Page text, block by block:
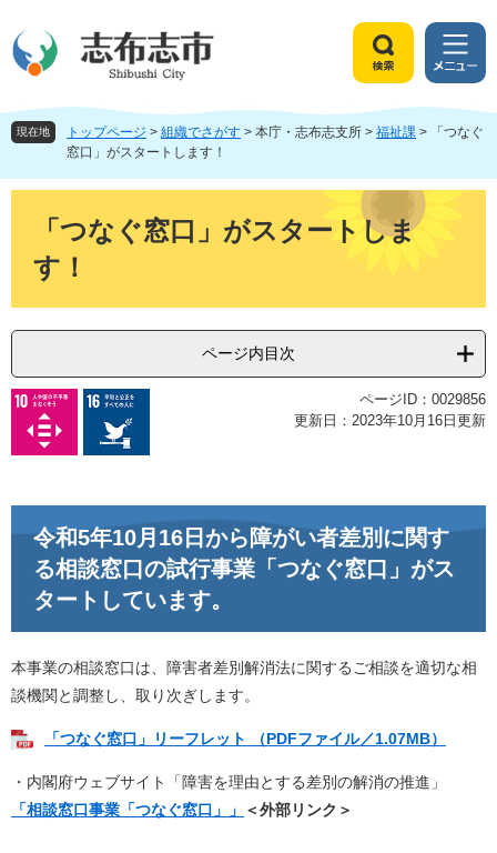
ジ
頭
ュ
飛
索
メ
ニ
ュ
ー
現在地 トップページ > 組織でさがす > 本庁・志布志支所 > 福祉課 >
「つなぐ
窓口」がスタートします！
「つなぐ窓口」がスタートしま
す！
ページ内目次
ページID：0029856
更新日：2023年10月16日更新
令和5年10月16日から障がい者差別に関す
る相談窓口の試行事業「つなぐ窓口」がス
タートしています。
本事業の相談窓口は、障害者差別解消法に関するご相談を適切な相
談機関と調整し、取り次ぎします。
「つなぐ窓口」リーフレット （PDFファイル／1.07MB）
・内閣府ウェブサイト「障害を理由とする差別の解消の推進」
「相談窓口事業「つなぐ窓口」」
＜外部リンク＞